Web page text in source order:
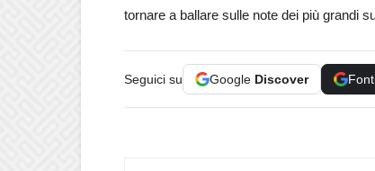
tornare a ballare sulle note dei più grandi
Seguici su Google Discover